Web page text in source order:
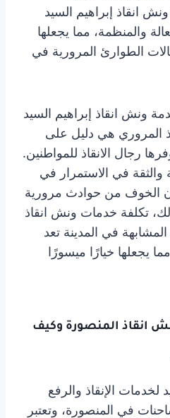
انقاذ إبراهيم السيد
والمنظمة، مما يجعلها
الطوارئ المرورية في
ونش انقاذ إبراهيم السيد
المروري هي دليل على
رجال الانقاذ للمواطنين.
في الاستمرار في
الخوف من حوادث مرورية
تكلفة خدمات ونش انقاذ
في المدينة تعد
يجعلها خيارًا ميسورًا
انقاذ المنصورة وكيف
الإنقاذ والرفع
في المنصورة، وتعتبر